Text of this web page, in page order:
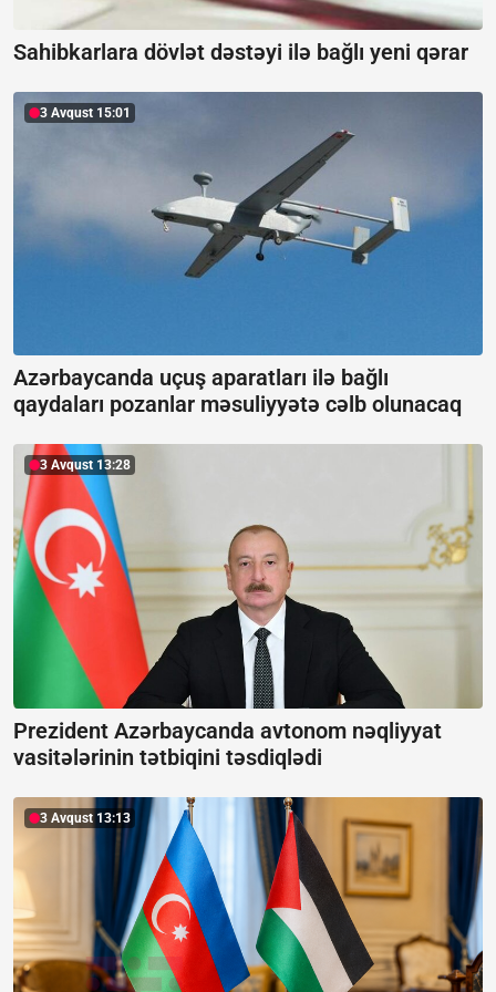
Sahibkarlara dövlət dəstəyi ilə bağlı yeni qərar
3 Avqust 15:01
Azərbaycanda uçuş aparatları ilə bağlı
qaydaları pozanlar məsuliyyətə cəlb olunacaq
3 Avqust 13:28
Prezident Azərbaycanda avtonom nəqliyyat
vasitələrinin tətbiqini təsdiqlədi
3 Avqust 13:13